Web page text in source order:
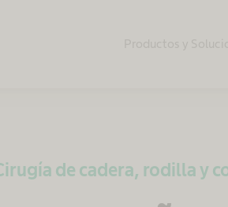
de cadera, rodilla y